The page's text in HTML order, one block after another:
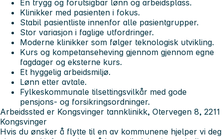
En trygg og forutsigbar lønn og arbeidsplass.
Klinikker med pasienten i fokus.
Stabil pasientliste innenfor alle pasientgrupper.
Stor variasjon i faglige utfordringer.
Moderne klinikker som følger teknologisk utvikling.
Kurs og kompetanseheving gjennom gjennom egne
fagdager og eksterne kurs.
Et hyggelig arbeidsmiljø.
Lønn etter avtale.
Fylkeskommunale tilsettingsvilkår med gode
pensjons- og forsikringsordninger.
Arbeidssted er Kongsvinger tannklinikk, Otervegen 8, 2211
Kongsvinger
Hvis du ønsker å flytte til en av kommunene hjelper vi deg